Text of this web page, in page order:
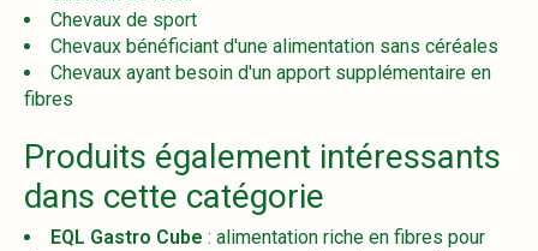
Chevaux de sport
Chevaux bénéficiant d'une alimentation sans céréales
Chevaux ayant besoin d'un apport supplémentaire en
fibres
Produits également intéressants
dans cette catégorie
EQL Gastro Cube : alimentation riche en fibres pour